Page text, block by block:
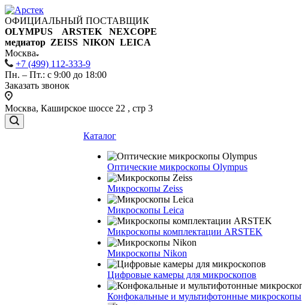
ОФИЦИАЛЬНЫЙ ПОСТАВЩИК
OLYMPUS ARSTEK NEXCOPE
медиатор ZEISS NIKON LEICA
Москва
+7 (499) 112-333-9
Пн. – Пт.: с 9:00 до 18:00
Заказать звонок
Москва, Каширское шоссе 22 , стр 3
Каталог
Оптические микроскопы Olympus
Микроскопы Zeiss
Микроскопы Leica
Микроскопы комплектации ARSTEK
Микроскопы Nikon
Цифровые камеры для микроскопов
Конфокальные и мультифотонные микроскопы